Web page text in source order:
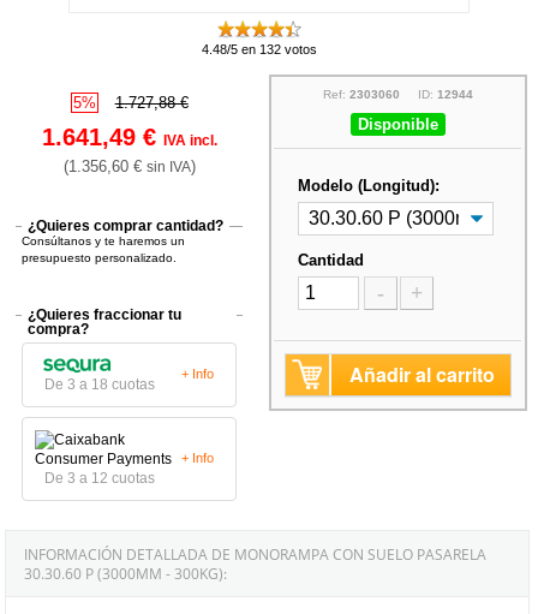
4.48/5 en 132 votos
5% 1.727,88 €
1.641,49 € IVA incl.
(1.356,60 € sin IVA)
¿Quieres comprar cantidad?
Consúltanos y te haremos un
presupuesto personalizado.
¿Quieres fraccionar tu
compra?
De 3 a 18 cuotas
+ Info
De 3 a 12 cuotas
+ Info
Ref: 2303060 ID: 12944
Disponible
Modelo (Longitud):
Cantidad
- +
Añadir al carrito
INFORMACIÓN DETALLADA DE MONORAMPA CON SUELO PASARELA
30.30.60 P (3000MM - 300KG):